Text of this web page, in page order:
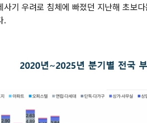
사기 우려로 침체에 빠졌던 지난해 초보
.